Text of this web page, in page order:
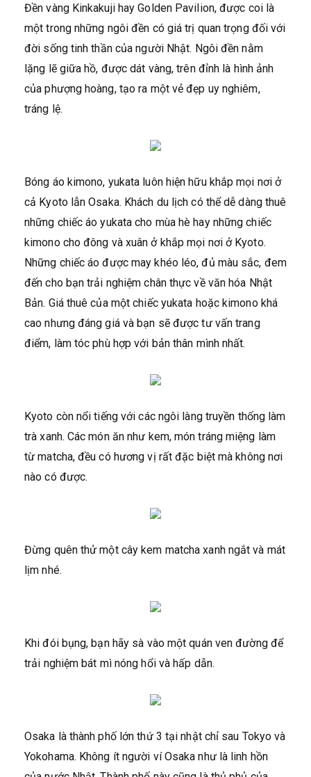
Đền vàng Kinkakuji hay Golden Pavilion, được coi là
một trong những ngôi đền có giá trị quan trọng đối với
đời sống tinh thần của người Nhật. Ngôi đền nằm
lặng lẽ giữa hồ, được dát vàng, trên đỉnh là hình ảnh
của phượng hoàng, tạo ra một vẻ đẹp uy nghiêm,
tráng lệ.
Bóng áo kimono, yukata luôn hiện hữu khắp mọi nơi ở
cả Kyoto lẫn Osaka. Khách du lịch có thể dễ dàng thuê
những chiếc áo yukata cho mùa hè hay những chiếc
kimono cho đông và xuân ở khắp mọi nơi ở Kyoto.
Những chiếc áo được may khéo léo, đủ màu sắc, đem
đến cho bạn trải nghiệm chân thực về văn hóa Nhật
Bản. Giá thuê của một chiếc yukata hoặc kimono khá
cao nhưng đáng giá và bạn sẽ được tư vấn trang
điểm, làm tóc phù hợp với bản thân mình nhất.
Kyoto còn nổi tiếng với các ngôi làng truyền thống làm
trà xanh. Các món ăn như kem, món tráng miệng làm
từ matcha, đều có hương vị rất đặc biệt mà không nơi
nào có được.
Đừng quên thử một cây kem matcha xanh ngắt và mát
lịm nhé.
Khi đói bụng, bạn hãy sà vào một quán ven đường để
trải nghiệm bát mì nóng hổi và hấp dẫn.
Osaka là thành phố lớn thứ 3 tại nhật chỉ sau Tokyo và
Yokohama. Không ít người ví Osaka như là linh hồn